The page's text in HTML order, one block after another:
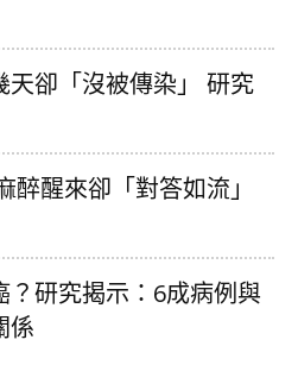
天卻「沒被傳染」 研究
醉醒來卻「對答如流」
？研究揭示：6成病例與
係